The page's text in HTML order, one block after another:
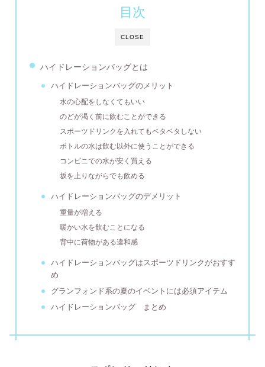
CLOSE
目次
ハイドレーションバッグとは
ハイドレーションバッグのメリット
水の心配をしなくてもいい
のどが渇く前に飲むことができる
スポーツドリンクを入れてもベタベタしない
ボトルの水は飲む以外に使うことができる
コンビニでの水が安く買える
坂を上りながらでも飲める
ハイドレーションバッグのデメリット
重量が増える
暖かい水を飲むことになる
背中に荷物がある違和感
ハイドレーションバッグはスポーツドリンクがおすす
め
グランフォンド系の夏のイベントには必須アイテム
ハイドレーションバッグ まとめ